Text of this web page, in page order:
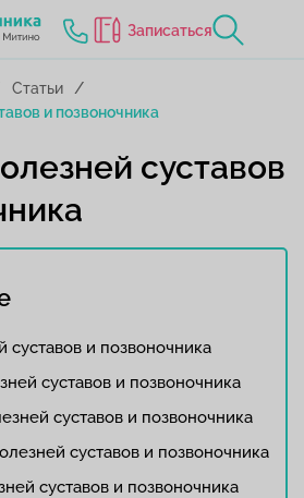
Записаться
Статьи
и позвоночника
суставов
суставов и позвоночника
суставов и позвоночника
суставов и позвоночника
суставов и позвоночника
суставов и позвоночника